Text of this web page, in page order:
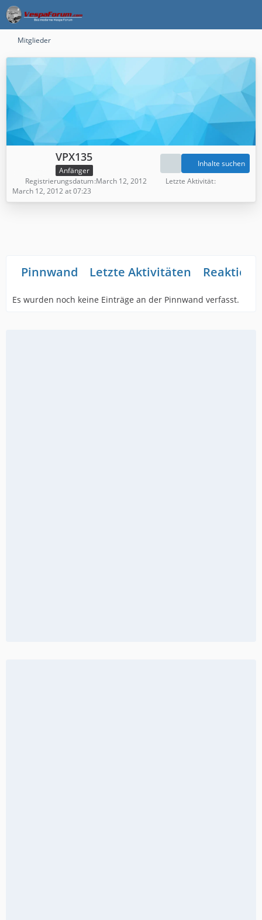
Mitglieder
VPX135
Anfänger
Inhalte suchen
Registrierungsdatum March 12, 2012
Letzte Aktivität
March 12, 2012 at 07:23
Pinnwand Letzte Aktivitäten
Es wurden noch keine Einträge an der Pinnwand verfasst.